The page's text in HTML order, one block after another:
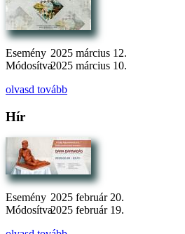
Esemény 2025 március 12.
Módosítva2025 március 10.
olvasd tovább
Hír
Esemény 2025 február 20.
Módosítva2025 február 19.